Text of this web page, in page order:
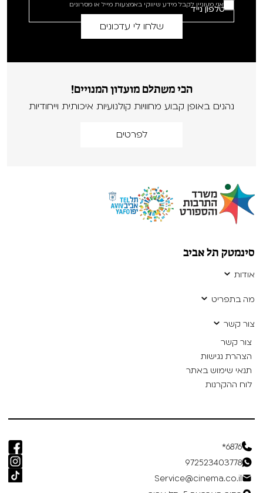
אני מעוניין לקבל מידע שיווקי באמצעות מייל או מסרונים
הכי משתלם מועדון המנויים!
נהנים באופן קבוע מחוויות קולנועיות איכותית וייחודיות
לפרטים
סינמטק תל אביב
אודות
מה בתפריט
צור קשר
צור קשר
הצהרת נגישות
תנאי שימוש באתר
לוח ההקרנות
6876*
972523403778
Service@cinema.co.il